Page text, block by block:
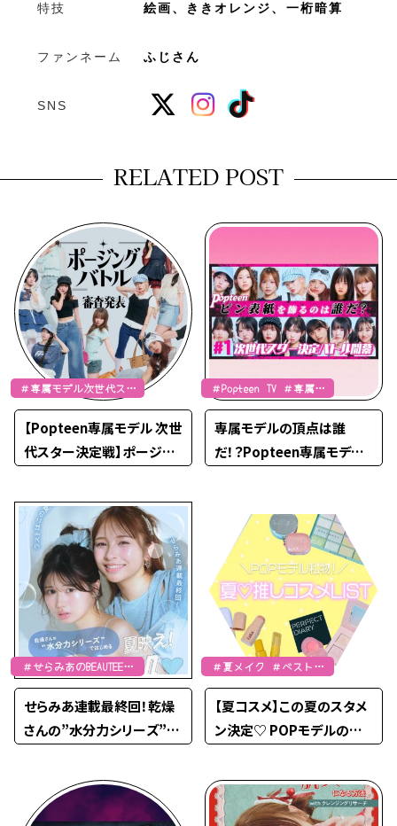
特技 絵画、ききオレンジ、一桁暗算
ファンネーム ふじさん
SNS
RELATED POST
＃専属モデル次世代スタ
ー
【Popteen専属モデル 次世
代スター決定戦】ポージン
((Part1))
＃Popteen TV ＃専属モ
デル次世代スター
専属モデルの頂点は誰
だ！？Popteen専属モデル
＃せらみあのBEAUTEENS
るーむ
せらみあ連載最終回！乾燥
さんの”水分力シリーズ”で
＃夏メイク ＃ベストコ
スメ
【夏コスメ】この夏のスタメ
ン決定♡ POPモデルの推